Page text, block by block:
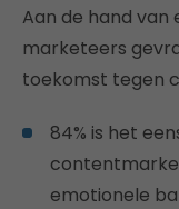
Aan de hand
marketeers
toekomst tegen
84% is het
emotionele